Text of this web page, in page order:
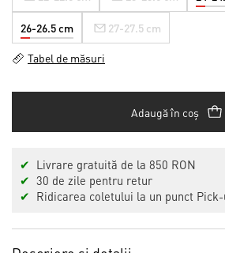
26-26.5 cm 27-27.5 cm
Tabel de măsuri
Adaugă în coș
✔
Livrare gratuită de la 850 RON
✔ 30 de zile pentru retur
✔
Ridicarea coletului la un punct